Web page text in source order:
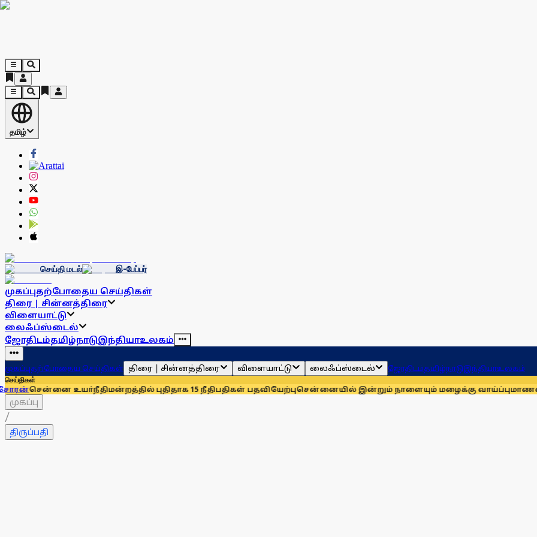
தமிழ்
செய்தி மடல் இ-பேப்பர்
முகப்புதற்போதைய செய்திகள்
திரை | சின்னத்திரை
விளையாட்டு
லைஃப்ஸ்டைல்
ஜோதிடம்தமிழ்நாடுஇந்தியாஉலகம்
முகப்புதற்போதைய செய்திகள் திரை | சின்னத்திரை விளையாட்டு லைஃப்ஸ்டைல் ஜோதிடம்தமிழ்நாடுஇந்தியாஉலகம்
செய்திகள்
உயா்நீதிமன்றத்தில் புதிதாக 15 நீதிபதிகள் பதவியேற்புசென்னையில் இன்றும் நாளையும் மழைக்கு வாய்ப்பு
முகப்பு
/
திருப்பதி